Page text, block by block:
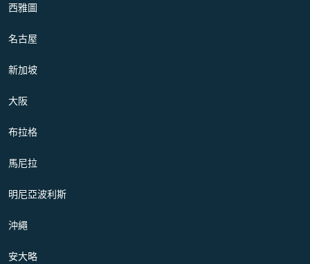
西雅圖
名古屋
新加坡
大阪
布拉格
馬尼拉
明尼亞波利斯
沖繩
安大略